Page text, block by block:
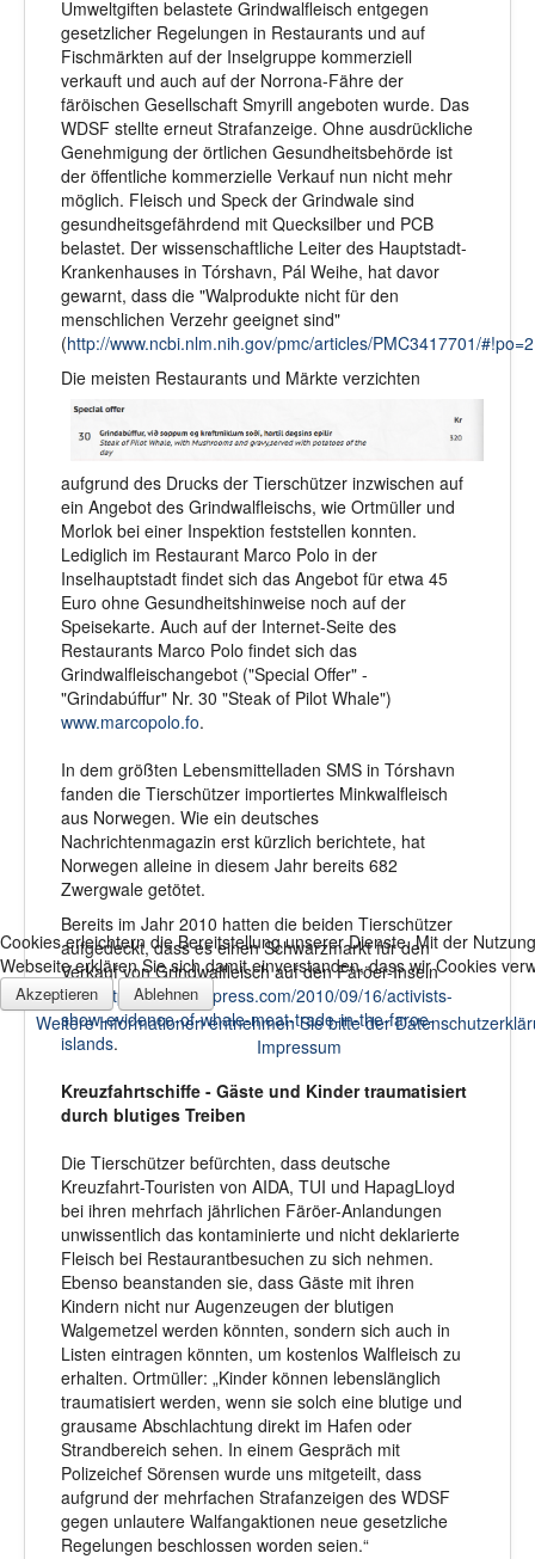
Umweltgiften belastete Grindwalfleisch entgegen
gesetzlicher Regelungen in Restaurants und auf
Fischmärkten auf der Inselgruppe kommerziell
verkauft und auch auf der Norrona-Fähre der
färöischen Gesellschaft Smyrill angeboten wurde. Das
WDSF stellte erneut Strafanzeige. Ohne ausdrückliche
Genehmigung der örtlichen Gesundheitsbehörde ist
der öffentliche kommerzielle Verkauf nun nicht mehr
möglich. Fleisch und Speck der Grindwale sind
gesundheitsgefährdend mit Quecksilber und PCB
belastet. Der wissenschaftliche Leiter des Hauptstadt-
Krankenhauses in Tórshavn, Pál Weihe, hat davor
gewarnt, dass die "Walprodukte nicht für den
menschlichen Verzehr geeignet sind"
(http://www.ncbi.nlm.nih.gov/pmc/articles/PMC3417701/
Die meisten Restaurants und Märkte verzichten
aufgrund des Drucks der Tierschützer inzwischen auf
ein Angebot des Grindwalfleischs, wie Ortmüller und
Morlok bei einer Inspektion feststellen konnten.
Lediglich im Restaurant Marco Polo in der
Inselhauptstadt findet sich das Angebot für etwa 45
Euro ohne Gesundheitshinweise noch auf der
Speisekarte. Auch auf der Internet-Seite des
Restaurants Marco Polo findet sich das
Grindwalfleischangebot ("Special Offer" -
"Grindabúffur" Nr. 30 "Steak of Pilot Whale")
www.marcopolo.fo.
In dem größten Lebensmittelladen SMS in Tórshavn
fanden die Tierschützer importiertes Minkwalfleisch
aus Norwegen. Wie ein deutsches
Nachrichtenmagazin erst kürzlich berichtete, hat
Norwegen alleine in diesem Jahr bereits 682
Zwergwale getötet.
Bereits im Jahr 2010 hatten die beiden Tierschützer
aufgedeckt, dass es einen Schwarzmarkt für den
Verkauf von Grindwalfleisch auf den Färöer-Inseln
gibt: http://en.mercopress.com/2010/09/16/activists-
show-evidence-of-whale-meat-trade-in-the-faroe-
islands.
Kreuzfahrtschiffe - Gäste und Kinder traumatisiert
durch blutiges Treiben
Die Tierschützer befürchten, dass deutsche
Kreuzfahrt-Touristen von AIDA, TUI und HapagLloyd
bei ihren mehrfach jährlichen Färöer-Anlandungen
unwissentlich das kontaminierte und nicht deklarierte
Fleisch bei Restaurantbesuchen zu sich nehmen.
Ebenso beanstanden sie, dass Gäste mit ihren
Kindern nicht nur Augenzeugen der blutigen
Walgemetzel werden könnten, sondern sich auch in
Listen eintragen könnten, um kostenlos Walfleisch zu
erhalten. Ortmüller: „Kinder können lebenslänglich
traumatisiert werden, wenn sie solch eine blutige und
grausame Abschlachtung direkt im Hafen oder
Strandbereich sehen. In einem Gespräch mit
Polizeichef Sörensen wurde uns mitgeteilt, dass
aufgrund der mehrfachen Strafanzeigen des WDSF
gegen unlautere Walfangaktionen neue gesetzliche
Regelungen beschlossen worden seien.“
Cookies erleichtern die Bereitstellung unserer Dienste. Mit der
Webseite erklären Sie sich damit einverstanden, dass wir Cookies
Akzeptieren Ablehnen
Weitere Informationen entnehmen Sie bitte der
Impressum